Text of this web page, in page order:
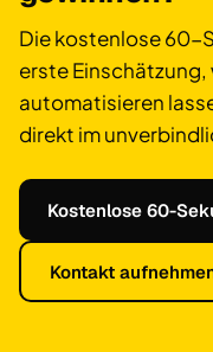
Die kostenlose 60-
erste
automatisieren
direkt im
Kostenlose 60-
Kontakt